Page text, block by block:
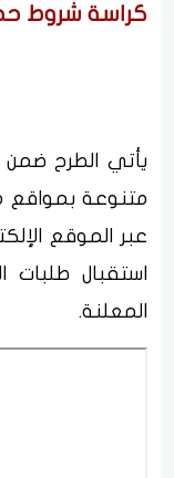
كراسة شروط
يأتي الطرح ضمن
متنوعة بمواقع
عبر الموقع
استقبال طلبات
المعلنة.